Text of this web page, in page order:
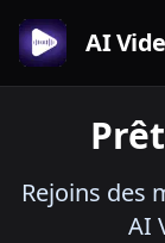
AI
Rejoins des
AI